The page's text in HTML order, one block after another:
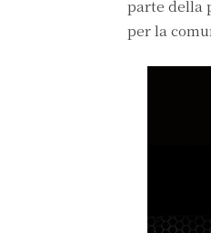
parte della
per la